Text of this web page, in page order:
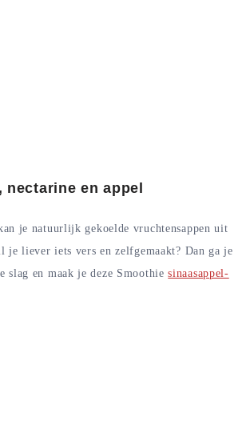
nectarine en appel
je natuurlijk gekoelde vruchtensappen uit
je liever iets vers en zelfgemaakt? Dan ga je
slag en maak je deze Smoothiesinaasappel-